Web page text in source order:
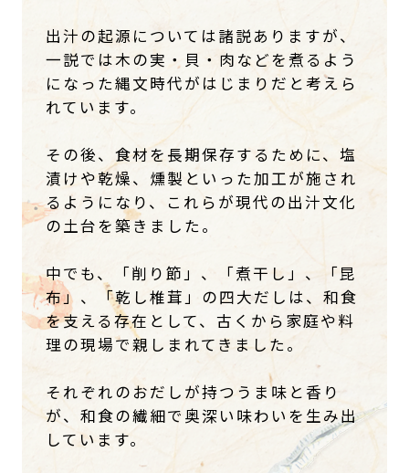
出汁の起源については諸説ありますが、
一説では木の実・貝・肉などを煮るよう
になった縄文時代がはじまりだと考えら
れています。
その後、食材を長期保存するために、塩
漬けや乾燥、燻製といった加工が施され
るようになり、これらが現代の出汁文化
の土台を築きました。
中でも、「削り節」、「煮干し」、「昆
布」、「乾し椎茸」の四大だしは、和食
を支える存在として、古くから家庭や料
理の現場で親しまれてきました。
それぞれのおだしが持つうま味と香り
が、和食の繊細で奥深い味わいを生み出
しています。